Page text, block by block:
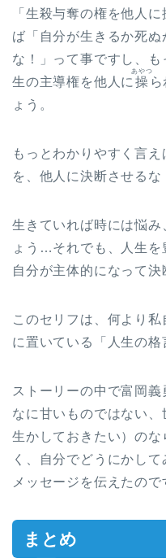
「生殺与奪の権を他人
ば「自分が生きるか死
な！」って事ですし、も
生の主導権を他人に 操
あやつ
ょう。
もっとわかりやすく言
を、他人に決断させるな
生きていれば時には悩
ょう…それでも、人生を
自分が主体的になって決
このセリフは、何より
に置いている「人生の格
ストーリーの中で富岡
なに甘いものではない
生かしておきたい）の
く、自分でどうにかし
メッセージを伝えたので
まとめ